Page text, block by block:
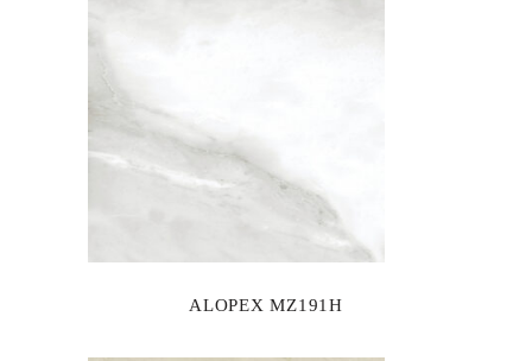
ALOPEX MZ191H